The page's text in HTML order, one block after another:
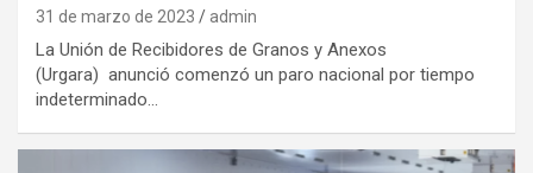
31 de marzo de 2023 admin
La Unión de Recibidores de Granos y Anexos
(Urgara) anunció comenzó un paro nacional por tiempo
indeterminado…